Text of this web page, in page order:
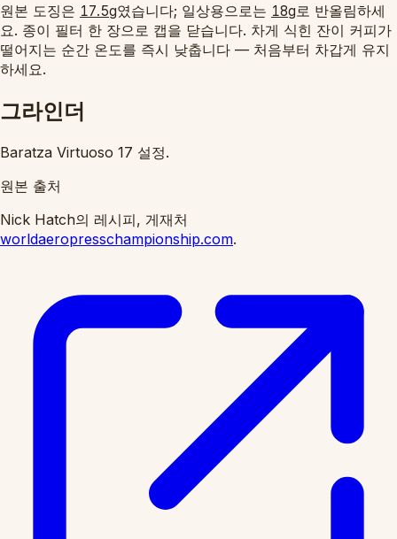
원본 도징은 17.5g였습니다; 일상용으로는 18g 로 반올림하세
요. 종이 필터 한 장으로 캡을 닫습니다. 차게 식힌 잔이 커피가
떨어지는 순간 온도를 즉시 낮춥니다 — 처음부터 차갑게 유지
하세요.
그라인더
Baratza Virtuoso 17 설정.
원본 출처
Nick Hatch의 레시피, 게재처
worldaeropresschampionship.com.